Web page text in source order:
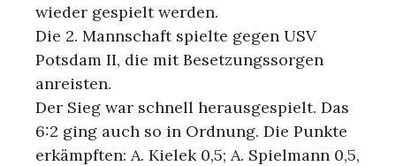
wieder gespielt werden.
Die 2. Mannschaft spielte gegen USV
Potsdam II, die mit Besetzungssorgen
anreisten.
Der Sieg war schnell herausgespielt. Das
6:2 ging auch so in Ordnung. Die Punkte
erkämpften: A. Kielek 0,5; A. Spielmann 0,5,